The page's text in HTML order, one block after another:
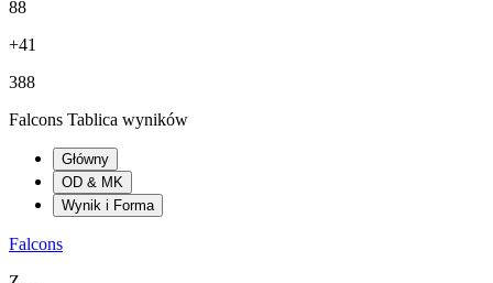
88
+41
388
Falcons Tablica wyników
Główny
OD & MK
Wynik i Forma
Falcons